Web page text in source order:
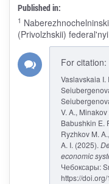
Published in:
1
(Privolzhskii)
For citation:
Vaslavskaia I.
V. A.,
Babushkin E.
Ryzhkov M.
A. I. (2025).
economic
Чебоксары:
https://